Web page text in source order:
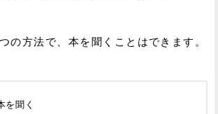
の方法で、本を聞くことはできます。
を聞く